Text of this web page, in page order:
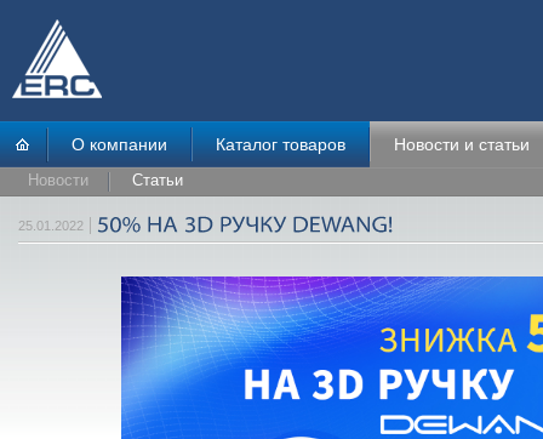
О компании Каталог товаров Новости и статьи
Новости Статьи
25.01.2022